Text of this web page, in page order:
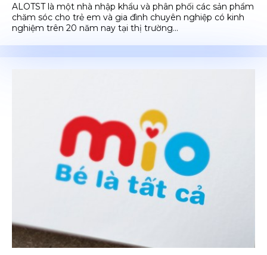
ALOTST là một nhà nhập khẩu và phân phối các sản phẩm
chăm sóc cho trẻ em và gia đình chuyên nghiệp có kinh
nghiệm trên 20 năm nay tại thị trường...